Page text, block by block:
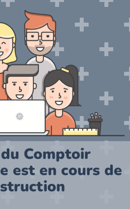
Comptoir
est en cours de